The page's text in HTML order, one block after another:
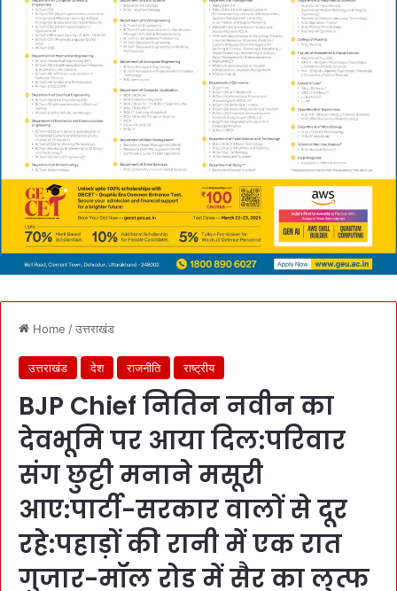
Home /उत्तराखंड
उत्तराखंड देश राजनीति राष्ट्रीय
BJP Chief नितिन नवीन का
देवभूमि पर आया दिल:परिवार
संग छुट्टी मनाने मसूरी
आए:पार्टी-सरकार वालों से दूर
रहे:पहाड़ों की रानी में एक रात
गुजार-मॉल रोड में सैर का लुत्फ